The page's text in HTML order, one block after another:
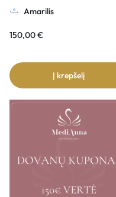
Amarilis
150,00€
Į krepšelį